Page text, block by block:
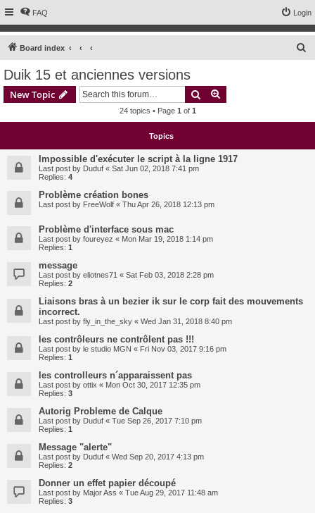
FAQ Login
Board index
Duik 15 et anciennes versions
New Topic Search
24 topics • Page 1 of 1
Topics
Impossible d'exécuter le script à la ligne 1917
Last post by Duduf « Sat Jun 02, 2018 7:41 pm
Replies: 4
Problème création bones
Last post by FreeWolf « Thu Apr 26, 2018 12:13 pm
Problème d'interface sous mac
Last post by foureyez « Mon Mar 19, 2018 1:14 pm
Replies: 1
message
Last post by eliotnes71 « Sat Feb 03, 2018 2:28 pm
Replies: 2
Liaisons bras à un bezier ik sur le corp fait des mouvements
incorrect.
Last post by fly_in_the_sky « Wed Jan 31, 2018 8:40 pm
les contrôleurs ne contrôlent pas !!!
Last post by le studio MGN « Fri Nov 03, 2017 9:16 pm
Replies: 1
les controlleurs n´apparaissent pas
Last post by ottix « Mon Oct 30, 2017 12:35 pm
Replies: 3
Autorig Probleme de Calque
Last post by Duduf « Tue Sep 26, 2017 7:10 pm
Replies: 1
Message "alerte"
Last post by Duduf « Wed Sep 20, 2017 4:13 pm
Replies: 2
Donner un effet papier découpé
Last post by Major Ass « Tue Aug 29, 2017 11:48 am
Replies: 3